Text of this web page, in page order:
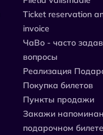
Ticket reservation
invoice
ЧаВо - часто
вопросы
Реализация
Покупка билетов
Пункты продажи
Закажи
подарочном билете